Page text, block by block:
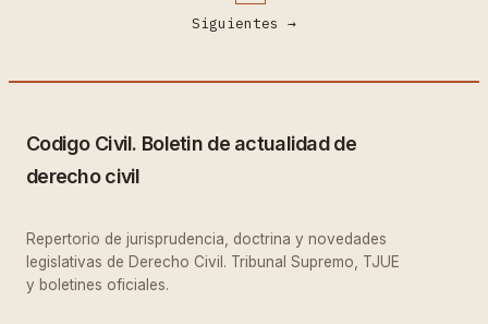
Siguientes →
Codigo Civil. Boletin de actualidad de
derecho civil
Repertorio de jurisprudencia, doctrina y novedades
legislativas de Derecho Civil. Tribunal Supremo, TJUE
y boletines oficiales.